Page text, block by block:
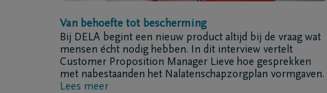
Van behoefte tot bescherming
Bij DELA begint een nieuw product altijd bij de vraag wat
mensen écht nodig hebben. In dit interview vertelt
Customer Proposition Manager Lieve hoe gesprekken
met nabestaanden het Nalatenschapzorgplan vormgaven.
Lees meer